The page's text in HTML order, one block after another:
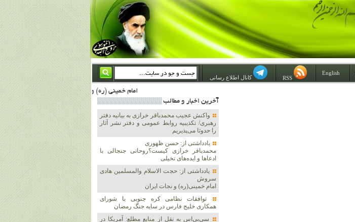
English
کانال اطلاع رسانی
امام خمینی (ره) والله اسلام تمامش سیاست است؛ ***** امام شهید: به گفتار امام و کردار امام اهتمام بورزید ***** امام خمینی(ره): ان شاء الله ما اندوه دلمان را در وقت مناسب با انتقام از امریکا و آل سعود برطرف خواهیم ساخت و داغ و حسرت حلاوت این جنایت بزرگ را بر دلشان خواهیم نهاد 1367/4/29 ***** امام خمینی(رحمة الله علیه) : حکومت آل سعود، این وهابیهای پست بیخبر از خدا بسان خنجرند که همیشه از پشت در قلب مسلمانان فرو رفته‌اند 1366/5/12***** امام خمینی (ره)
آخرين اخبار و مطالب
واکنش عجیب محمدباقر خرازی به بیانیه دفتر
رهبری/ تکذیبیه روابط عمومی و دفتر نشر آثار
را حدوثا می‌پذیریم
یادداشتی از: حسن ظهوری
محمدباقر خرازی کیست؟روحانی جنجالی با
ادعاها و ایده‌های تخیلی
یادداشتی از: حجت الاسلام والمسلمین هادی
سروش
امام خمینی(ره) و نجات ایران
توافقات نظامی کره جنوبی با شورای
همکاری خلیج فارس در سایه جنگ رمضان
سی‌بی‌اس به نقل از منابع مطلع: آمریکا در